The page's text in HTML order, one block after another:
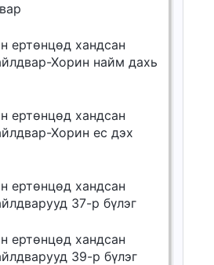
ертөнцөд хандсан
Хорин найм дахь
ертөнцөд хандсан
Хорин ес дэх
ертөнцөд хандсан
37-р бүлэг
ертөнцөд хандсан
39-р бүлэг